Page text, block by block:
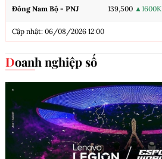
Đông Nam Bộ - PNJ 139,500 ▲1600K
Cập nhật: 06/08/2026 12:00
Doanh nghiệp số